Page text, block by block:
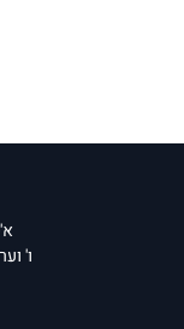
ו'